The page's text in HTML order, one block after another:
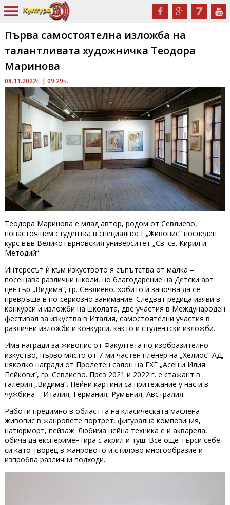
08.11.2022г. | 09:29ч.
Първа самостоятелна изложба на
талантливата художничка Теодора
Маринова
Теодора Маринова е млад автор, родом от Севлиево,
понастоящем студентка в специалност „Живопис“ последен
курс във Великотърновския университет „Св. св. Кирил и
Методий“.
Интересът ѝ към изкуството я съпътства от малка –
посещава различни школи, но благодарение на Детски арт
център „Видима“, гр. Севлиево, хобито ѝ започва да се
превръща в по-сериозно занимание. Следват редица изяви в
конкурси и изложби на школата, две участия в Международен
фестивал за изкуства в Италия, самостоятелни участия в
различни изложби и конкурси, както и студентски изложби.
Има награди за живопис от Факултета по изобразително
изкуство, първо място от 7-ми частен пленер на „Хелиос“ АД,
няколко награди от Пролетен салон на ГХГ „Асен и Илия
Пейкови”, гр. Севлиево. През 2021 и 2022 г. е стажант в
галерия „Видима“. Нейни картини са притежание у нас и в
чужбина – Италия, Германия, Румъния, Австралия.
Работи предимно в областта на класическата маслена
живопис в жанровете портрет, фигурална композиция,
натюрморт, пейзаж. Любима нейна техника е и акварела,
обича да експериментира с акрил и туш. Все още търси себе
си като творец в жанровото и стилово многообразие и
изпробва различни подходи.